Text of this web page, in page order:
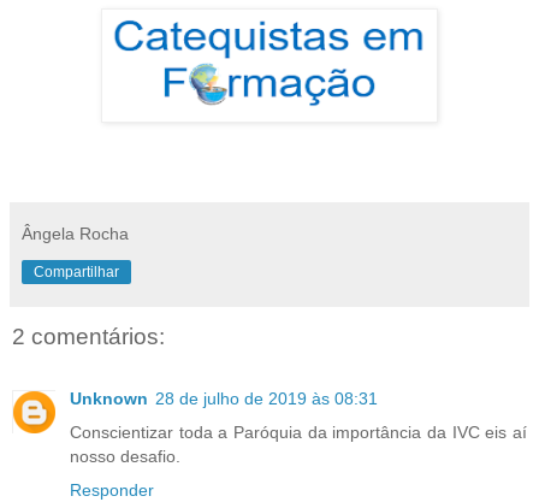
Ângela Rocha
Compartilhar
2 comentários:
Unknown 28 de julho de 2019 às 08:31
Conscientizar toda a Paróquia da importância da IVC eis aí
nosso desafio.
Responder